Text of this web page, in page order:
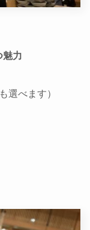
魅力
選べます）